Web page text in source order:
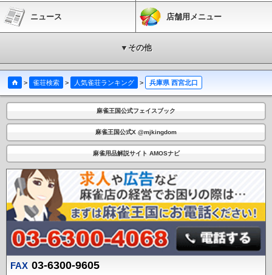
ニュース 店舗用メニュー
▼その他
> 雀荘検索 > 人気雀荘ランキング > 兵庫県 西宮北口
麻雀王国公式フェイスブック
麻雀王国公式X @mjkingdom
麻雀用品解説サイト AMOSナビ
FAX 03-6300-9605